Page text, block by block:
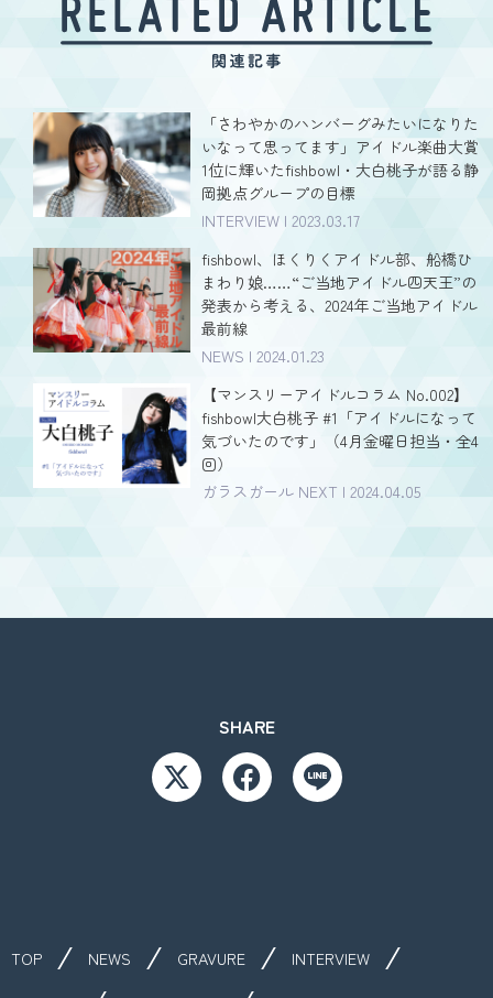
「さわやかのハンバーグみたいになりた
いなって思ってます」アイドル楽曲大賞
1位に輝いたfishbowl・大白桃子が語る静
岡拠点グループの目標
INTERVIEW | 2023.03.17
fishbowl、ほくりくアイドル部、船橋ひ
まわり娘……“ご当地アイドル四天王”の
発表から考える、2024年ご当地アイドル
最前線
NEWS | 2024.01.23
【マンスリーアイドルコラム No.002】
fishbowl大白桃子 #1「アイドルになって
気づいたのです」（4月金曜日担当・全4
回）
ガラスガール NEXT | 2024.04.05
SHARE
TOP NEWS GRAVURE
INTERVIEW